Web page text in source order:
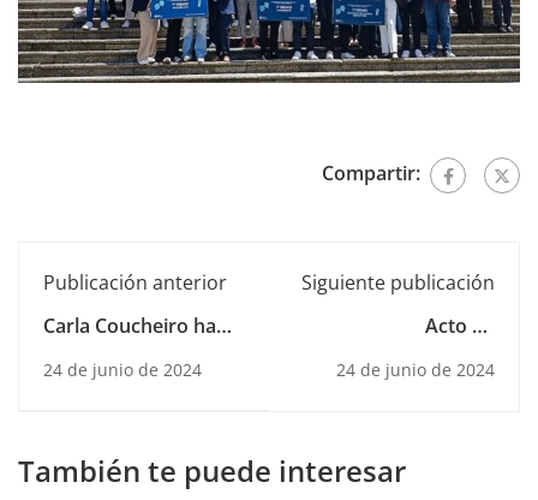
Compartir:
Publicación anterior
Carla Coucheiro ha
certamen
24 de junio de 2024
Siguiente publicación
Acto de
mejores expedientes
24 de junio de 2024
También te puede interesar